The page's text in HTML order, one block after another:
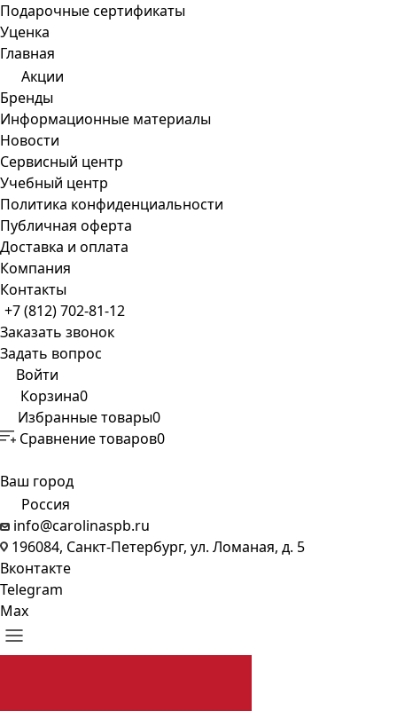
Подарочные сертификаты
Уценка
Главная
Акции
Бренды
Информационные материалы
Новости
Сервисный центр
Учебный центр
Политика конфиденциальности
Публичная оферта
Доставка и оплата
Компания
Контакты
+7 (812) 702-81-12
Заказать звонок
Задать вопрос
Войти
Корзина0
Избранные товары0
Сравнение товаров0
Ваш город
Россия
info@carolinaspb.ru
196084, Санкт-Петербург, ул. Ломаная, д. 5
Вконтакте
Telegram
Max